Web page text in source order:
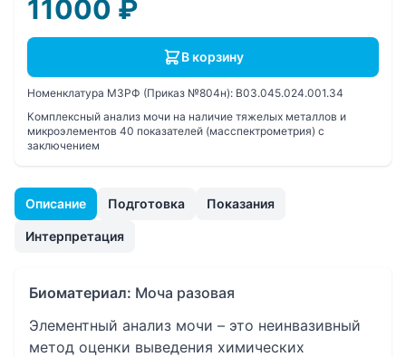
Описание Подготовка Показания
Интерпретация
Биоматериал: Моча разовая
Элементный анализ мочи – это неинвазивный
метод оценки выведения химических
11000 ₽
В корзину
Номенклатура МЗРФ (Приказ №804н): B03.045.024.001.34
Комплексный анализ мочи на наличие тяжелых металлов и
микроэлементов 40 показателей (масспектрометрия) с
заключением